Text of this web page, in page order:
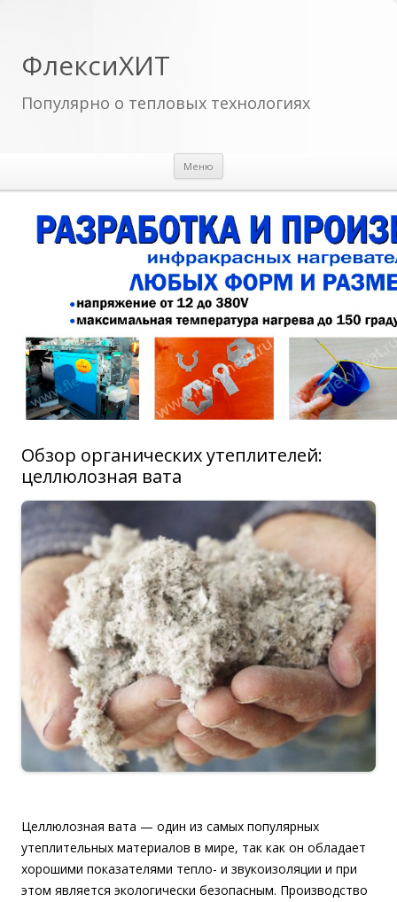
ФлексиХИТ
Популярно о тепловых технологиях
Меню
Обзор органических утеплителей:
целлюлозная вата
Целлюлозная вата — один из самых популярных
утеплительных материалов в мире, так как он обладает
хорошими показателями тепло- и звукоизоляции и при
этом является экологически безопасным. Производство